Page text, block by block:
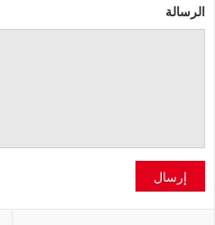
الرسالة
إرسال